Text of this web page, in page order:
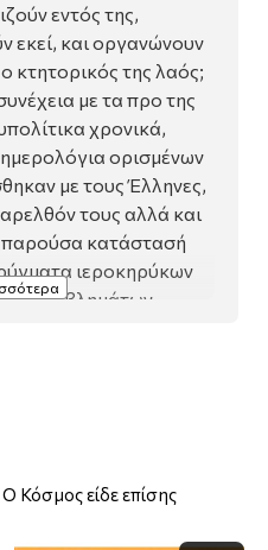
εντός της,
εκεί, και οργανώνουν
κτητορικός της λαός;
με τα προ της
χρονικά,
ορισμένων
με τους Έλληνες,
τους αλλά και
παρούσα κατάστασή
ιεροκηρύκων
προβλημάτων,
Περιηγητές
Ο Κόσμος είδε επίσης